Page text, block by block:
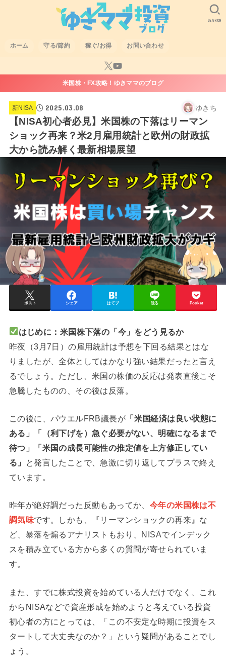
ホーム 守る/節約 稼ぐ/お得 お問い合わせ
SEARCH
米国株・FX攻略！ゆきママのブログ
新NISA 2025.03.08 ゆきち
【NISA初心者必見】米国株の下落はリーマン
ショック再来？米2月雇用統計と欧州の財政拡
大から読み解く最新相場展望
ポスト シェア はてブ 送る Pocket
はじめに：米国株下落の「今」をどう見るか
昨夜（3月7日）の雇用統計は予想を下回る結果とはな
りましたが、全体としてはかなり強い結果だったと言え
るでしょう。ただし、米国の株価の反応は発表直後こそ
急騰したものの、その後は反落。
この後に、パウエルFRB議長が 「米国経済は良い状態に
ある」「（利下げを）急ぐ必要がない、明確になるまで
待つ」「米国の成長可能性の推定値を上方修正してい
る」
と発言したことで、急激に切り返してプラスで終え
ています。
昨年が絶好調だった反動もあってか、 今年の米国株は不
調気味です。しかも、『リーマンショックの再来』な
ど、暴落を煽るアナリストもおり、NISAでインデック
スを積み立ている方から多くの質問が寄せられていま
す。
また、すでに株式投資を始めている人だけでなく、これ
からNISAなどで資産形成を始めようと考えている投資
初心者の方にとっては、「この不安定な時期に投資をス
タートして大丈夫なのか？」という疑問があることでし
ょう。